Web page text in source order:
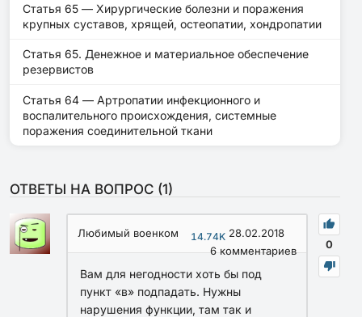
Статья 65 — Хирургические болезни и поражения
крупных суставов, хрящей, остеопатии, хондропатии
Статья 65. Денежное и материальное обеспечение
резервистов
Статья 64 — Артропатии инфекционного и
воспалительного происхождения, системные
поражения соединительной ткани
ОТВЕТЫ НА ВОПРОС (1)
0
Любимый военком 14.74K 28.02.2018
6комментариев
Вам для негодности хоть бы под
пункт «в» подпадать. Нужны
нарушения функции, там так и